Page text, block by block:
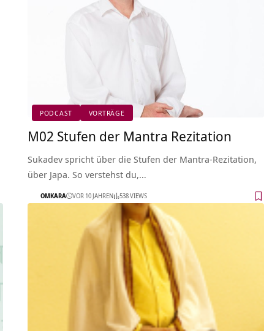
PODCAST VORTRÄGE
M02 Stufen der Mantra Rezitation
Sukadev spricht über die Stufen der Mantra-Rezitation,
über Japa. So verstehst du,…
OMKARA VOR 10 JAHREN 538 VIEWS